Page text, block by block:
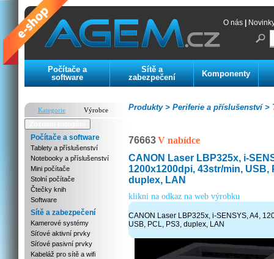
O nás
Počítače a
software
Sítě a
zabezpečení
Komponenty
Kategorie
Výrobce
Počítače a software
Tablety a příslušenství
Notebooky a příslušenství
Mini počítače
Stolní počítače
Čtečky knih
Software
Sítě a zabezpečení
Kamerové systémy
Síťové aktivní prvky
Síťové pasivní prvky
Kabeláž pro sítě a wifi
Periferie a příslušenství >
Produkty >
76663V nabídce
CANON Laser LBP325x, i-
1200x1200dpi, 43str/min, USB,
duplex, LAN
klikni na odkaz na web výrobku
CANON Laser LBP325x, i-SENSYS, A4,
USB, PCL, PS3, duplex, LAN